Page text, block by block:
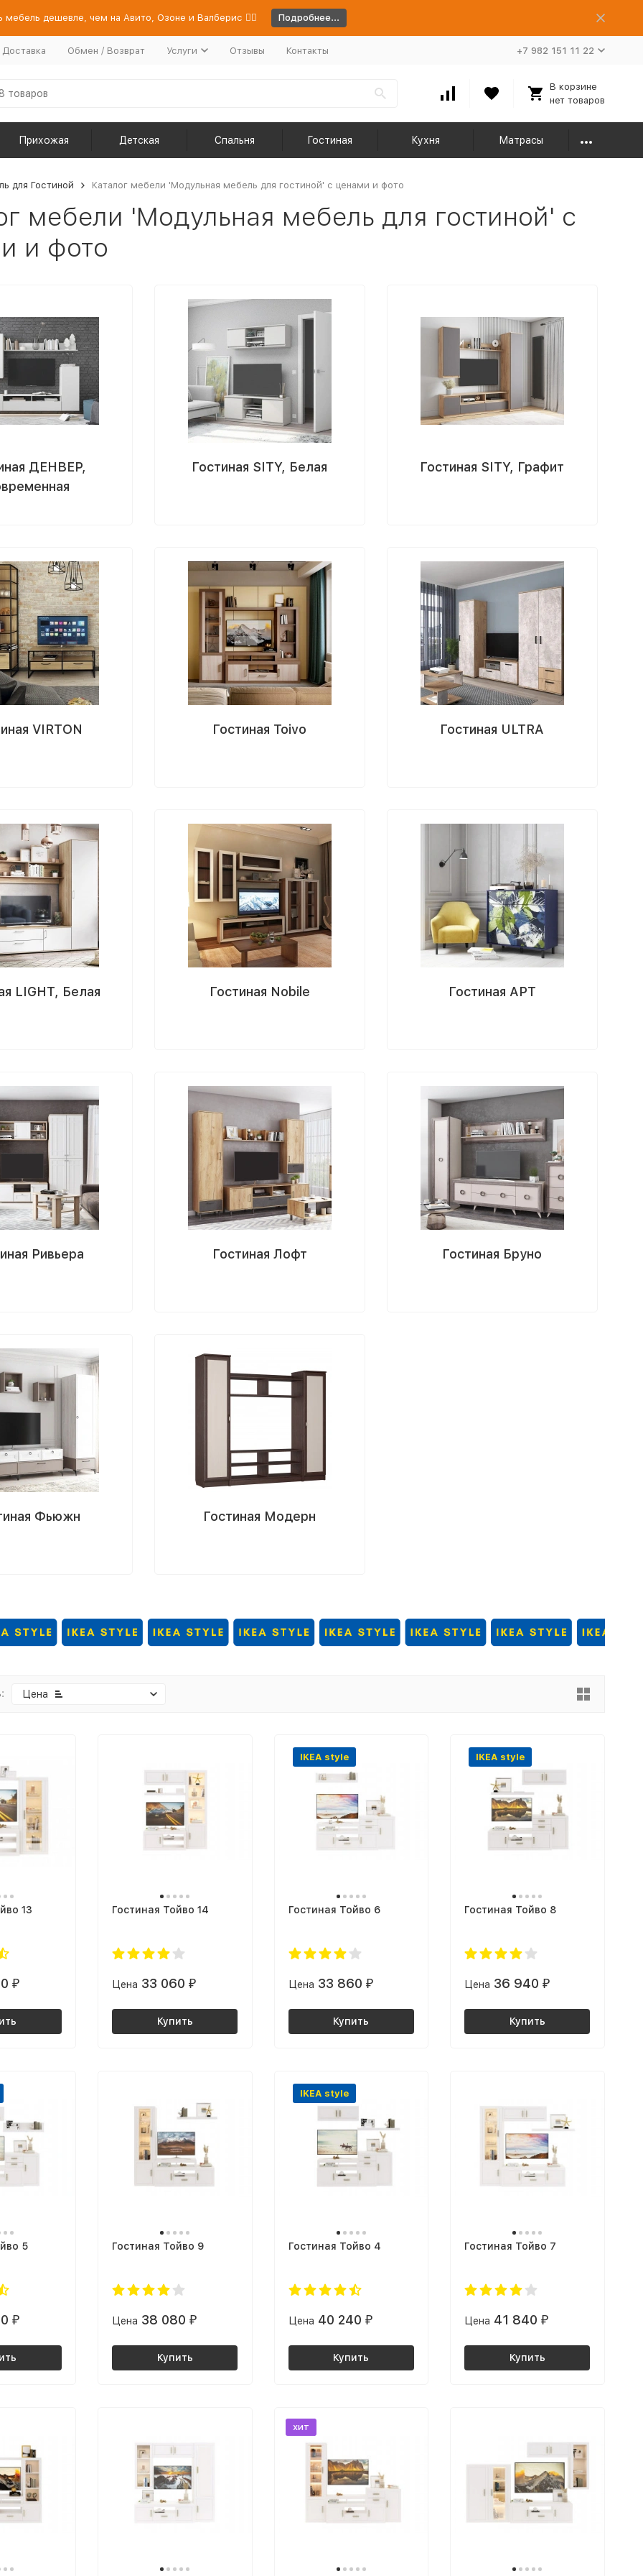
мебель дешевле, чем на Авито, Озоне и Валберис 👉🏻 Подробнее...
Обмен / Возврат Услуги Отзывы Контакты +7 982 151 11 22
В корзине
нет товаров
Прихожая Детская Спальня Гостиная Кухня Матрасы
для Гостиной Каталог мебели 'Модульная мебель для гостиной' с ценами и фото
мебели 'Модульная мебель для гостиной' с
и фото
ДЕНВЕР,
Гостиная SITY, Белая Гостиная SITY, Графит
VIRTON Гостиная Toivo Гостиная ULTRA
LIGHT, Белая Гостиная Nobile Гостиная АРТ
Ривьера Гостиная Лофт Гостиная Бруно
Фьюжн Гостиная Модерн
Цена
13
₽
Гостиная Тойво 14
Цена 33 060 ₽
Купить
IKEA style
Гостиная Тойво 6
Цена 33 860 ₽
Купить
IKEA style
Гостиная Тойво 8
Цена 36 940 ₽
Купить
5
₽
Гостиная Тойво 9
Цена 38 080 ₽
Купить
IKEA style
Гостиная Тойво 4
Цена 40 240 ₽
Купить
Гостиная Тойво 7
Цена 41 840 ₽
Купить
хит